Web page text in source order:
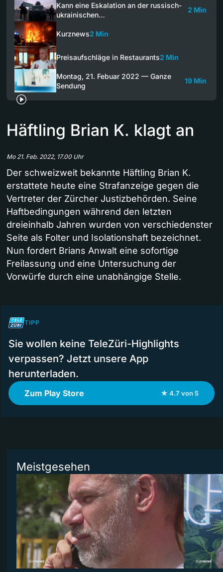
Kann eine Eskalation an der russisch-
ukrainischen…
2 Min
Kurznews2 Min
Preisaufschläge in Restaurants2 Min
Montag, 21. Febuar 2022 — Ganze
Sendung
19 Min
Häftling Brian K. klagt an
Mo 21. Feb. 2022, 17.00 Uhr
Der schweizweit bekannte Häftling Brian K.
erstattete heute eine Strafanzeige gegen die
Vertreter der Zürcher Justizbehörden. Seine
Haftbedingungen während den letzten
dreieinhalb Jahren wurden von verschiedenster
Seite als Folter und Isolationshaft bezeichnet.
Nun fordert Brians Anwalt eine sofortige
Freilassung und eine Untersuchung der
Vorwürfe durch eine unabhängige Stelle.
TIPP
Sie wollen keine TeleZüri-Highlights
verpassen? Jetzt unsere App
herunterladen.
Zum Play Store ★ 4.7 von 5
Meistgesehen